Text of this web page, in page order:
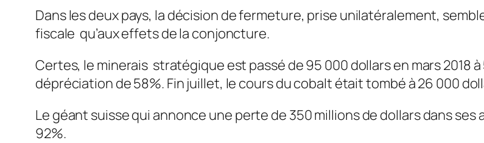
Dans les deux pays, la décision de fermeture, prise unilatéralement,
fiscale qu’aux effets de la conjoncture.
Certes, le minerais stratégique est passé de 95 000 dollars en mars 2018
dépréciation de 58%. Fin juillet, le cours du cobalt était tombé à 26 000
Le géant suisse qui annonce une perte de 350 millions de dollars dans
92%.